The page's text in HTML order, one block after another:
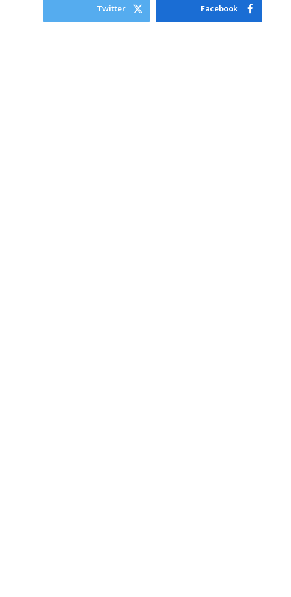
Facebook
Twitter